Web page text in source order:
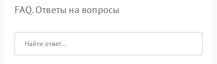
FAQ. Ответы на вопросы